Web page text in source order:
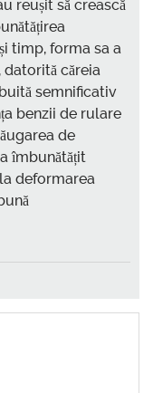
reușit să crească
timp, forma sa a
căreia
semnificativ
benzii de rulare
de
îmbunătățit
deformarea